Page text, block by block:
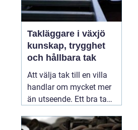
Takläggare i växjö
kunskap, trygghet
och hållbara tak
Att välja tak till en villa
handlar om mycket mer
än utseende. Ett bra tak
snö, blåst och fukt, och